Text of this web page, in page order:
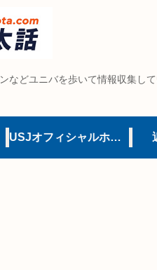
などユニバを歩いて情報収集し
USJオフィシャルホテル